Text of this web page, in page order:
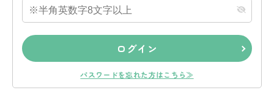
ログイン
パスワードを忘れた方はこちら≫